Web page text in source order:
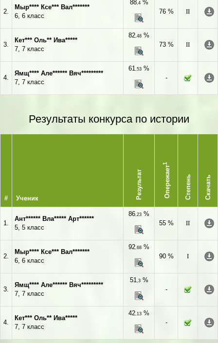
2.
Мыр**** Ксе*** Вал*******
6, 6 класс
88,4%
76 %
II
3.
Кет*** Оль** Ива*****
7, 7 класс
82,48 %
73 %
II
4.
Ямщ**** Але****** Вяч*********
7, 7 класс
61,53 %
-
Результаты конкурса по истории
# Ученик Результат Опережает
1
Степень Скачать
1.
Ант****** Вла***** Арт******
5, 5 класс
86,23 %
55 %
II
2.
Мыр**** Ксе*** Вал*******
6, 6 класс
92,68 %
90 %
I
3.
Ямщ**** Але****** Вяч*********
7, 7 класс
51,3%
-
4.
Кет*** Оль** Ива*****
7, 7 класс
42,13 %
-